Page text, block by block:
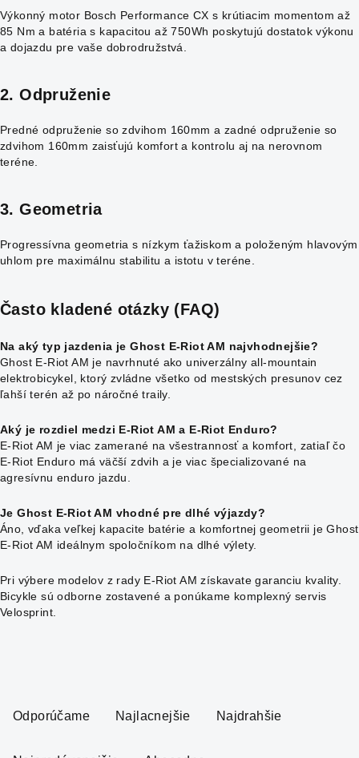
Výkonný motor Bosch Performance CX s krútiacim momentom až
85 Nm a batéria s kapacitou až 750Wh poskytujú dostatok výkonu
a dojazdu pre vaše dobrodružstvá.
2. Odpruženie
Predné odpruženie so zdvihom 160mm a zadné odpruženie so
zdvihom 160mm zaisťujú komfort a kontrolu aj na nerovnom
teréne.
3. Geometria
Progressívna geometria s nízkym ťažiskom a položeným hlavovým
uhlom pre maximálnu stabilitu a istotu v teréne.
Často kladené otázky (FAQ)
Na aký typ jazdenia je Ghost E-Riot AM najvhodnejšie?
Ghost E-Riot AM je navrhnuté ako univerzálny all-mountain
elektrobicykel, ktorý zvládne všetko od mestských presunov cez
ľahší terén až po náročné traily.
Aký je rozdiel medzi E-Riot AM a E-Riot Enduro?
E-Riot AM je viac zamerané na všestrannosť a komfort, zatiaľ čo
E-Riot Enduro má väčší zdvih a je viac špecializované na
agresívnu enduro jazdu.
Je Ghost E-Riot AM vhodné pre dlhé výjazdy?
Áno, vďaka veľkej kapacite batérie a komfortnej geometrii je Ghost
E-Riot AM ideálnym spoločníkom na dlhé výlety.
Pri výbere modelov z rady E-Riot AM získavate garanciu kvality.
Bicykle sú odborne zostavené a ponúkame komplexný servis
Velosprint.
Odporúčame Najlacnejšie Najdrahšie